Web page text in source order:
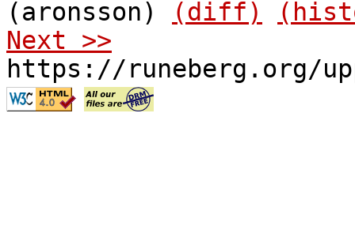
(aronsson)
(diff)
Next >>
https://runeberg.org/